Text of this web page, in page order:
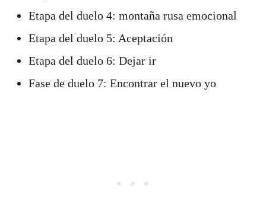
Etapa del duelo 4: montaña rusa emocional
Etapa del duelo 5: Aceptación
Etapa del duelo 6: Dejar ir
Fase de duelo 7: Encontrar el nuevo yo